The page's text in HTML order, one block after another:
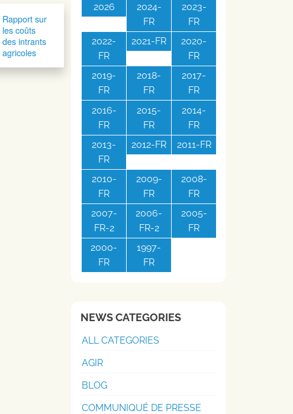
Rapport sur
les coûts
des intrants
agricoles
2026
2024-
FR
2023-
FR
2022-
FR
2021-FR
2020-
FR
2019-
FR
2018-
FR
2017-
FR
2016-
FR
2015-
FR
2014-
FR
2013-
FR
2012-FR 2011-FR
2010-
FR
2009-
FR
2008-
FR
2007-
FR-2
2006-
FR-2
2005-
FR
2000-
FR
1997-
FR
NEWS CATEGORIES
ALL CATEGORIES
AGIR
BLOG
COMMUNIQUÉ DE PRESSE